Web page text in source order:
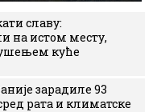
славу:
на истом месту,
куће
зарадиле 93
рата и климатске